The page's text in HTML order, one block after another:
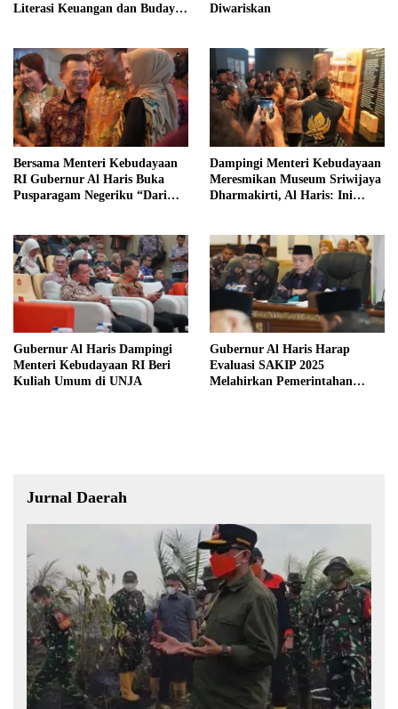
Literasi Keuangan dan Budaya
Diwariskan
Bersama Menteri Kebudayaan
RI Gubernur Al Haris Buka
Pusparagam Negeriku “Dari
Dampingi Menteri Kebudayaan
Meresmikan Museum Sriwijaya
Dharmakirti, Al Haris: Ini
Gubernur Al Haris Dampingi
Menteri Kebudayaan RI Beri
Kuliah Umum di UNJA
Gubernur Al Haris Harap
Evaluasi SAKIP 2025
Melahirkan Pemerintahan
Jurnal Daerah